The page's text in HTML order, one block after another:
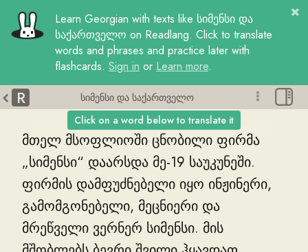
Learn Georgian with texts like სიმენსი და
საქართველო on Readlang. Click to translate
words and phrases and practice later with
flashcards. Sign in or Learn more.
R
სიმენსი და საქართველო
Click on a word below to translate it
მთელ მსოფლიოში ცნობილი ფირმა
„სიმენსი“ დაარსდა მე-19 საუკუნეში.
ფირმის დამფუძნებელი იყო ინჟინერი,
გამომგონებელი, მეცნიერი და
მრეწველი ვერნერ სიმენსი. მის